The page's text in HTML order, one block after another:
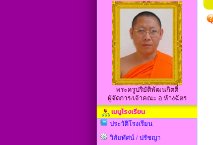
พระครูปริยัติพัฒนกิตติ์
ผู้จัดการ/เจ้าคณะ อ.ห้างฉัตร
เมนูโรงเรียน
ประวัติโรงเรียน
วิสัยทัศน์ / ปรัชญา